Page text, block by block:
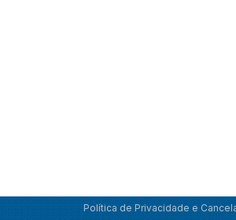
Política de Privacidade e